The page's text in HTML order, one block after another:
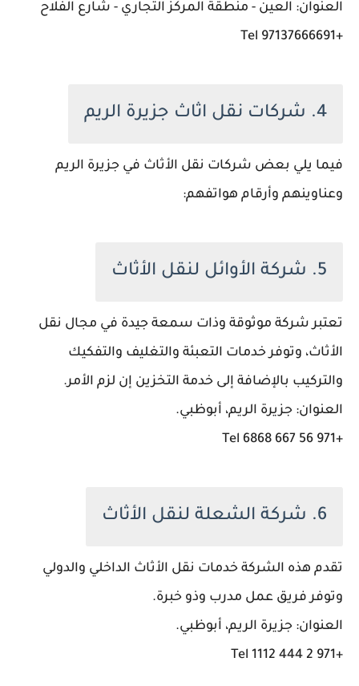
العنوان: العين - منطقة المركز التجاري - شارع الفلاح
+97137666691 Tel
4. شركات نقل اثاث جزيرة الريم
فيما يلي بعض شركات نقل الأثاث في جزيرة الريم
وعناوينهم وأرقام هواتفهم:
5. شركة الأوائل لنقل الأثاث
تعتبر شركة موثوقة وذات سمعة جيدة في مجال نقل
الأثاث، وتوفر خدمات التعبئة والتغليف والتفكيك
والتركيب بالإضافة إلى خدمة التخزين إن لزم الأمر.
العنوان: جزيرة الريم، أبوظبي.
+971 56 667 6868 Tel
6. شركة الشعلة لنقل الأثاث
تقدم هذه الشركة خدمات نقل الأثاث الداخلي والدولي
وتوفر فريق عمل مدرب وذو خبرة.
العنوان: جزيرة الريم، أبوظبي.
+971 2 444 1112 Tel